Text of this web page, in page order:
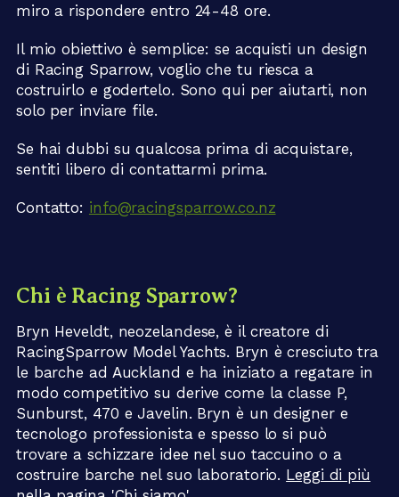
miro a rispondere entro 24-48 ore.
Il mio obiettivo è semplice: se acquisti un design
di Racing Sparrow, voglio che tu riesca a
costruirlo e godertelo. Sono qui per aiutarti, non
solo per inviare file.
Se hai dubbi su qualcosa prima di acquistare,
sentiti libero di contattarmi prima.
Contatto: info@racingsparrow.co.nz
Chi è Racing Sparrow?
Bryn Heveldt, neozelandese, è il creatore di
RacingSparrow Model Yachts. Bryn è cresciuto tra
le barche ad Auckland e ha iniziato a regatare in
modo competitivo su derive come la classe P,
Sunburst, 470 e Javelin. Bryn è un designer e
tecnologo professionista e spesso lo si può
trovare a schizzare idee nel suo taccuino o a
costruire barche nel suo laboratorio. Leggi di più